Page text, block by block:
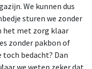
We kunnen dus
sturen we zonder
het met zorg klaar
zonder pakbon of
toch bedacht? Dan
we weten zeker dat